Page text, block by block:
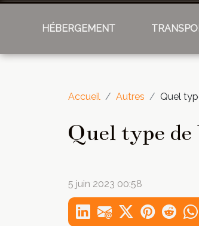
HÉBERGEMENT
Accueil Autres Quel
Quel type de
5 juin 2023 00:58